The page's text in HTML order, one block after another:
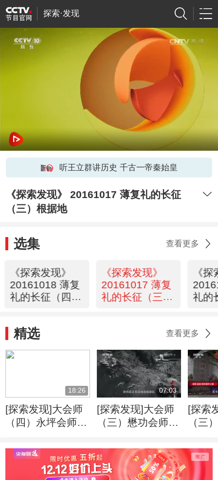
探索·发现
听王立群讲历史 千古一帝秦始皇
《探索发现》 20161017 薄复礼的长征
（三）根据地
选集 查看更多
《探索发现》
20161018 薄复
礼的长征（四）
《探索发现》
20161017 薄复
礼的长征（三）
《
礼的
精选 查看更多
18:26
[探索发现]大会师
（四）永坪会师
征
07:03
[探索发现]大会师
（三）懋功会师
会师
[探索
（三
握战